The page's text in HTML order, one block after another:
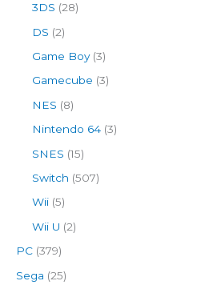
3DS (28)
DS (2)
Game Boy(3)
Gamecube (3)
NES (8)
Nintendo 64 (3)
SNES (15)
Switch (507)
Wii (5)
Wii U (2)
PC (379)
Sega (25)